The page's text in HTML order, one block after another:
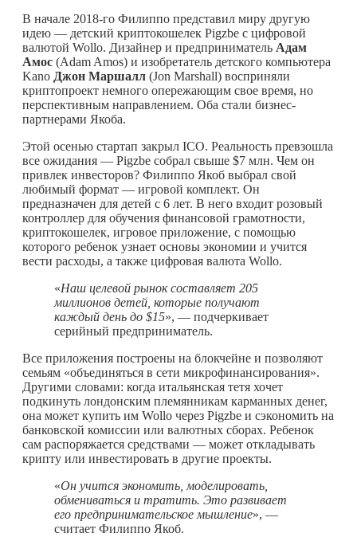
В начале 2018-го Филиппо представил миру другую
идею — детский криптокошелек Pigzbe с цифровой
валютой Wollo. Дизайнер и предприниматель Адам
Амос (Adam Amos) и изобретатель детского компьютера
Kano Джон Маршалл (Jon Marshall) восприняли
криптопроект немного опережающим свое время, но
перспективным направлением. Оба стали бизнес-
партнерами Якоба.
Этой осенью стартап закрыл ICO. Реальность превзошла
все ожидания — Pigzbe собрал свыше $7 млн. Чем он
привлек инвесторов? Филиппо Якоб выбрал свой
любимый формат — игровой комплект. Он
предназначен для детей с 6 лет. В него входит розовый
контроллер для обучения финансовой грамотности,
криптокошелек, игровое приложение, с помощью
которого ребенок узнает основы экономии и учится
вести расходы, а также цифровая валюта Wollo.
«Наш целевой рынок составляет 205
миллионов детей, которые получают
каждый день до $15», — подчеркивает
серийный предприниматель.
Все приложения построены на блокчейне и позволяют
семьям «объединяться в сети микрофинансирования».
Другими словами: когда итальянская тетя хочет
подкинуть лондонским племянникам карманных денег,
она может купить им Wollo через Pigzbe и сэкономить на
банковской комиссии или валютных сборах. Ребенок
сам распоряжается средствами — может откладывать
крипту или инвестировать в другие проекты.
«Он учится экономить, моделировать,
обмениваться и тратить. Это развивает
его предпринимательское мышление», —
считает Филиппо Якоб.